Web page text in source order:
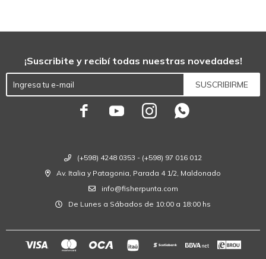
(+598) 4248 0353 - (+598) 97 016 012
Av. Italia y Patagonia, Parada 4 1/2, Maldonado
info@fisherpunta.com
De Lunes a Sábados de 10:00 a 18:00 hs
¡Suscribite y recibí todas nuestras novedades!
SUSCRIBIRME
   